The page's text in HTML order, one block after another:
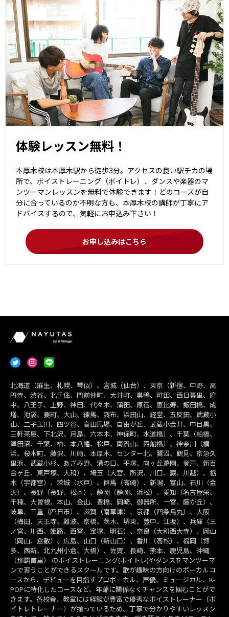
体験レッスン無料！
本厚木校は本厚木駅から徒歩3分。アクセスの良い駅チカの場
所で、ボイストレーニング（ボイトレ）、ダンスや楽器のマ
ンツーマンレッスンを無料で体験できます！どのコースが自
分に合っているのか不明な方も、本厚木校の講師が丁寧にア
ドバイスするので、気軽にお申込み下さい！
お申し込みはこちら
北海道（麻生、札幌、琴似）、宮城（仙台）、東京（新宿、中野、高
円寺、渋谷、北千住、門前仲町、大井町、巣鴨、町田、西日暮里、府
中、八王子、上野、神田、代々木、蒲田、原宿、恵比寿、飯田橋、成
増、池袋、要町、大山、練馬、調布、浜田山、経堂、五反田、武蔵小
山、二子玉川、四ツ谷、高田馬場、自由が丘、武蔵小金井、中目黒、
三軒茶屋、下北沢、月島、六本木、神保町、水道橋）、千葉（船橋、
津田沼、千葉、柏、本八幡、松戸、南流山、西船橋）、神奈川（横
浜、桜木町、藤沢、川崎、本厚木、センター北、鷺沼、鶴見、京急久
里浜、武蔵小杉、あざみ野、溝の口、平塚、向ヶ丘遊園、登戸、新百
合ヶ丘、東戸塚、大和）、埼玉（大宮、所沢、川口、蕨、川越）、栃
木（宇都宮）、茨城（水戸）、群馬（高崎）、新潟、富山、石川（金
沢）、長野（長野、松本）、静岡（静岡、浜松）、愛知（名古屋栄、
千種、大曽根、本山、金山、豊橋、岡崎、御器所、一宮、藤が丘）、
岐阜、三重（四日市）、滋賀（南草津）、京都（四条烏丸）、大阪
（梅田、天王寺、難波、京橋、茨木、堺東、豊中、江坂）、兵庫（三
ノ宮、川西、姫路、西宮、宝塚、明石）、奈良（大和西大寺）、岡山
（岡山、倉敷）、広島、山口（新山口）、香川（高松）、福岡（博
多、西新、北九州小倉、大橋）、佐賀、長崎、熊本、鹿児島、沖縄
（那覇首里） のボイストレーニング(ボイトレ)やダンスをマンツーマ
ンで習うことができるスクールです。歌が趣味の方向けのボーカルコ
ースから、デビューを目指すプロボーカル、声優、ミュージカル、K-
POPに特化したコースなど、年齢に関係なくチャンスを掴むことがで
きます。各校舎、教室には経験が豊富で優秀なボイストレーナー（ボ
イトレトレーナー）が揃っているため、丁寧で分かりやすいレッスン